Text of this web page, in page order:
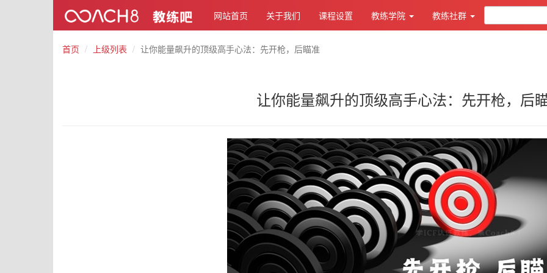
网站首页 关于我们 课程设置 教练学院 教练社群
首页 上级列表 让你能量飙升的顶级高手心法：先开枪，后瞄准
让你能量飙升的顶级高手心法：先开枪，后